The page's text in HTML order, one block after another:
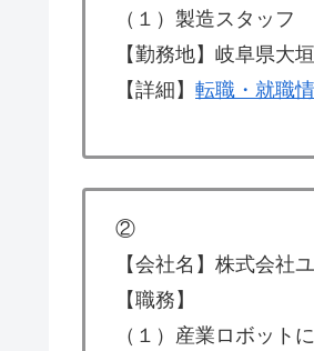
（１）製造スタッフ
【勤務地】岐阜県大
【詳細】 転職・就職
②
【会社名】株式会社
【職務】
（１）産業ロボット